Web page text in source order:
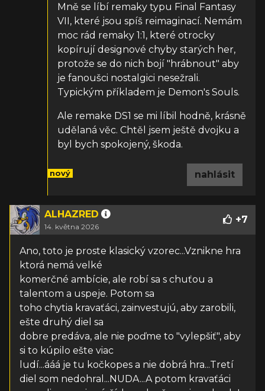
Mně se líbí remaky typu Final Fantasy
VII, které jsou spíš reimaginací. Nemám
moc rád remaky 1:1, které otrocky
kopírují designové chyby starých her,
protože se do nich bojí "hrábnout" aby
je fanoušci nostalgici nesežrali.
Typickým příkladem je Demon's Souls.
Ale remake DS1 se mi líbil hodně, krásně
udělaná věc. Chtěl jsem ještě dvojku a
byl bych spokojený, škoda.
nový nahlásit
ALHAZRED
14. května 2026
+7
Ano, toto je proste klasický vzorec...Vznikne hra
ktorá nemá velké
komerčné ambície, ale robí sa s chuťou a
talentom a uspeje. Potom sa
toho chytia kravaťáci, zainvestujú, aby zarobili,
ešte druhý diel sa
dobre predáva, ale nie poďme to "vylepšiť", aby
si to kúpilo ešte viac
ludí...ááá je tu kočkopes a nie dobrá hra...Tretí
diel som nedohral...NUDA...A potom kravaťáci